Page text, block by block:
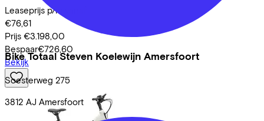
Bike Totaal Steven Koelewijn Amersfoort
Soesterweg 275
3812 AJ Amersfoort
Leaseprijs p/m vanaf
€76,61
Prijs €3.198,00
Bespaar€726,60
Bekijk